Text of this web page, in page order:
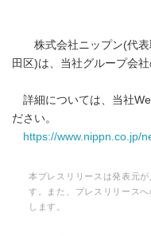
株式会社ニップン(代表
田区)は、当社グループ会
詳細については、当社
ださい。
https://www.nippn.co.jp/
本プレスリリースは発表元
す。また、プレスリリース
します。